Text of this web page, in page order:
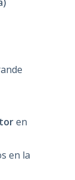
en
en la